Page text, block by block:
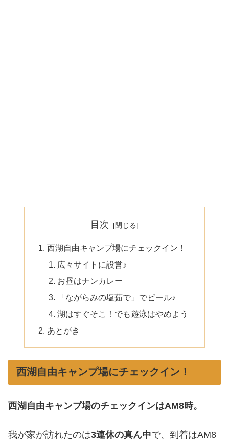
目次
西湖自由キャンプ場にチェックイン！
広々サイトに設営♪
お昼はナンカレー
「ながらみの塩茹で」でビール♪
湖はすぐそこ！でも遊泳はやめよう
あとがき
西湖自由キャンプ場にチェックイン！
西湖自由キャンプ場のチェックインはAM8時。
我が家が訪れたのは3連休の真ん中で、到着はAM8